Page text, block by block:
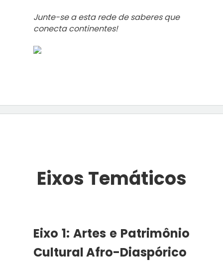
Junte-se a esta rede de saberes que
conecta continentes!
Eixos Temáticos
Eixo 1: Artes e Patrimônio
Cultural Afro-Diaspórico